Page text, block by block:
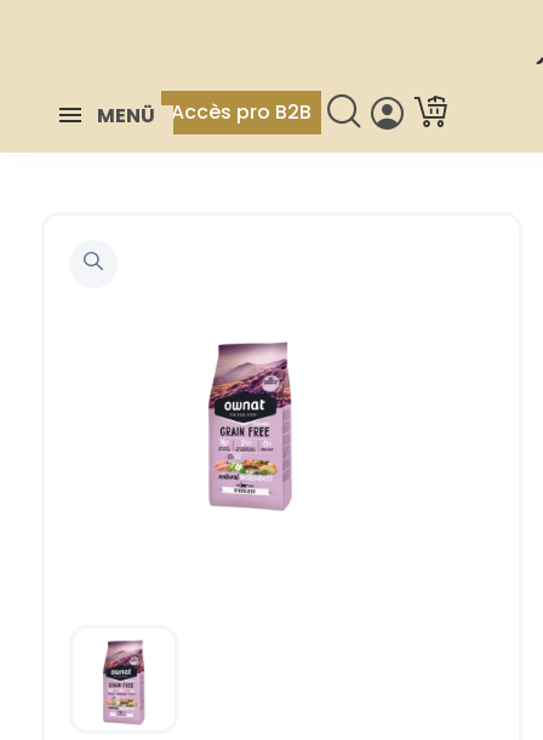
MENÜ Accès pro B2B